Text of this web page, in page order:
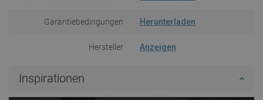
Garantiebedingungen Herunterladen
Hersteller Anzeigen
Inspirationen